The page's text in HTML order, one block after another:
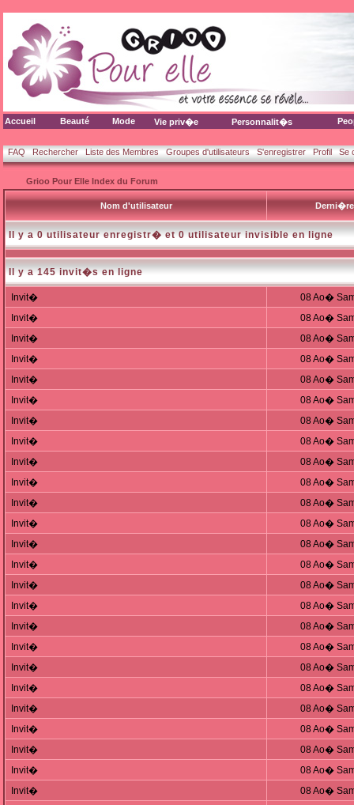
Accueil Beauté Mode Vie priv�e Personnalit�s
FAQ Rechercher Liste des Membres Groupes d'utilisateurs S'enregistrer Profil Se
Grioo Pour Elle Index du Forum
Nom d'utilisateur
Il y a 0 utilisateur enregistr� et 0 utilisateur invisible en ligne
Il y a 145 invit�s en ligne
Invit�
08 Ao�
Invit�
08 Ao�
Invit�
08 Ao�
Invit�
08 Ao�
Invit�
08 Ao�
Invit�
08 Ao�
Invit�
08 Ao�
Invit�
08 Ao�
Invit�
08 Ao�
Invit�
08 Ao�
Invit�
08 Ao�
Invit�
08 Ao�
Invit�
08 Ao�
Invit�
08 Ao�
Invit�
08 Ao�
Invit�
08 Ao�
Invit�
08 Ao�
Invit�
08 Ao�
Invit�
08 Ao�
Invit�
08 Ao�
Invit�
08 Ao�
Invit�
08 Ao�
Invit�
08 Ao�
Invit�
08 Ao�
Invit�
08 Ao�